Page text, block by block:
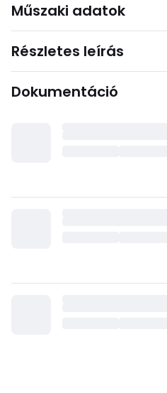
Műszaki adatok
Részletes leírás
Dokumentáció